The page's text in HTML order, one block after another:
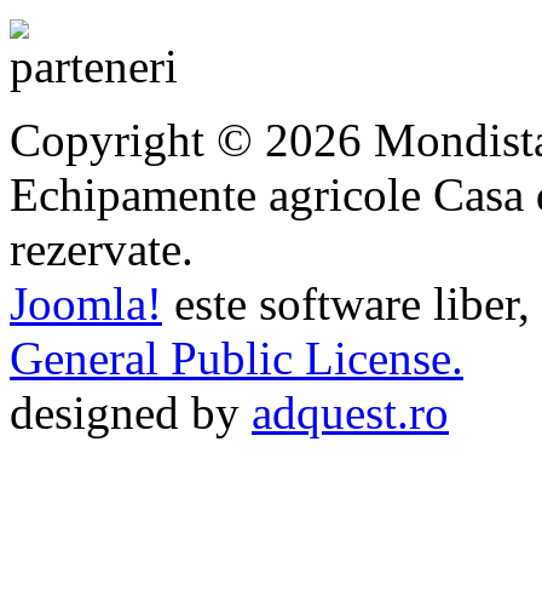
Copyright © 2026
Echipamente agricole
rezervate.
Joomla! este software
General Public License.
designed by adquest.ro